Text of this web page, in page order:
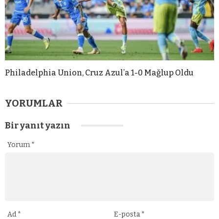
Philadelphia Union, Cruz Azul’a 1-0 Mağlup Oldu
YORUMLAR
Bir yanıt yazın
Yorum *
Ad * E-posta *